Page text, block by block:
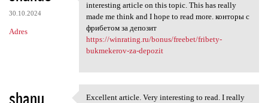
30.10.2024
Adres
interesting article on this topic. This has really
made me think and I hope to read more. конторы с
фрибетом за депозит
https://winrating.ru/bonus/freebet/fribety-
bukmekerov-za-depozit
Excellent article. Very interesting to read. I really